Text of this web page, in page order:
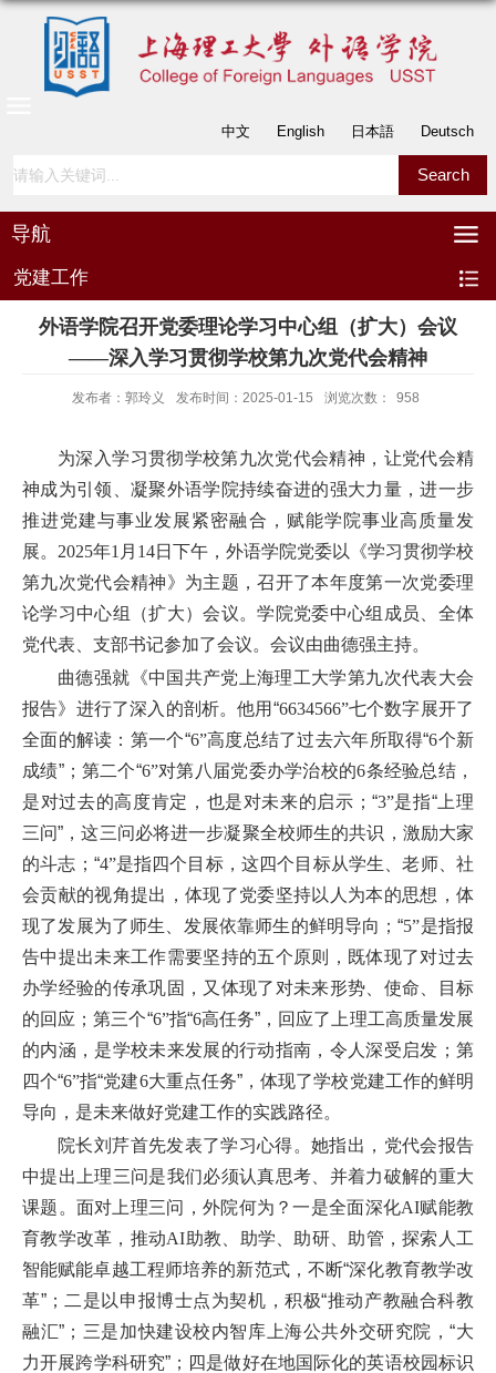
中文 English 日本語 Deutsch
导航
党建工作
外语学院召开党委理论学习中心组（扩大）会议
——深入学习贯彻学校第九次党代会精神
发布者：郭玲义 发布时间：2025-01-15 浏览次数： 958
为深入学习贯彻学校第九次党代会精神，让党代会精
神成为引领、凝聚外语学院持续奋进的强大力量，进一步
推进党建与事业发展紧密融合，赋能学院事业高质量发
展。 2025年1 月 14日下午，外语学院党委以《学习贯彻学校
第九次党代会精神》为主题，召开了本年度第一次党委理
论学习中心组（扩大）会议。学院党委中心组成员、全体
党代表、支部书记参加了会议。会议由曲德强主持。
曲德强就《中国共产党上海理工大学第九次代表大会
报告》进行了深入的剖析。他用“6634566”七个数字展开了
全面的解读：第一个“6”高度总结了过去六年所取得“6个新
成绩”；第二个“6”对第八届党委办学治校的6条经验总结，
是对过去的高度肯定，也是对未来的启示；“3”是指“上理
三问”，这三问必将进一步凝聚全校师生的共识，激励大家
的斗志；“4”是指四个目标，这四个目标从学生、老师、社
会贡献的视角提出，体现了党委坚持以人为本的思想，体
现了发展为了师生、发展依靠师生的鲜明导向；“5”是指报
告中提出未来工作需要坚持的五个原则，既体现了对过去
办学经验的传承巩固，又体现了对未来形势、使命、目标
的回应；第三个“6”指“6高任务”，回应了上理工高质量发展
的内涵，是学校未来发展的行动指南，令人深受启发；第
四个“6”指“党建6大重点任务”，体现了学校党建工作的鲜明
导向，是未来做好党建工作的实践路径。
院长刘芹首先发表了学习心得。她指出，党代会报告
中提出上理三问是我们必须认真思考、并着力破解的重大
课题。面对上理三问，外院何为？一是全面深化AI赋能教
育教学改革，推动AI助教、助学、助研、助管，探索人工
智能赋能卓越工程师培养的新范式，不断“深化教育教学改
革”；二是以申报博士点为契机，积极“推动产教融合科教
融汇”；三是加快建设校内智库上海公共外交研究院，“大
力开展跨学科研究”；四是做好在地国际化的英语校园标识